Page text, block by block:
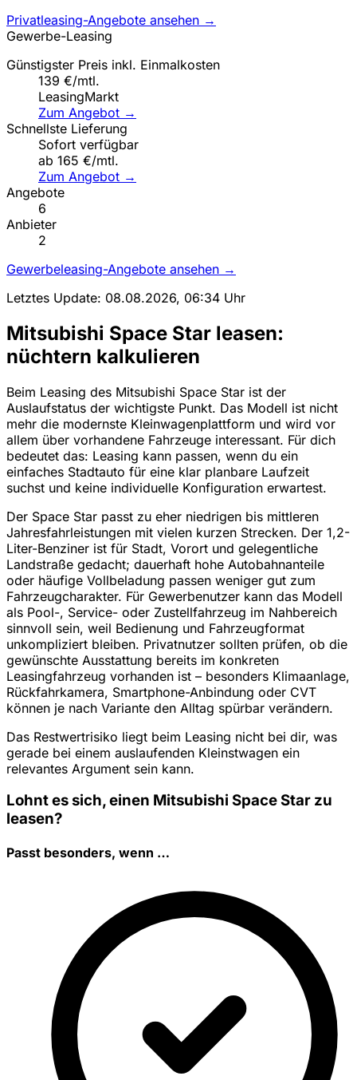
Privatleasing-Angebote ansehen →
Gewerbe-Leasing
Günstigster Preis inkl. Einmalkosten
139 €/mtl.
LeasingMarkt
Zum Angebot →
Schnellste Lieferung
Sofort verfügbar
ab 165 €/mtl.
Zum Angebot →
Angebote
6
Anbieter
2
Gewerbeleasing-Angebote ansehen →
Letztes Update: 08.08.2026, 06:34 Uhr
Mitsubishi Space Star leasen:
nüchtern kalkulieren
Beim Leasing des Mitsubishi Space Star ist der
Auslaufstatus der wichtigste Punkt. Das Modell ist nicht
mehr die modernste Kleinwagenplattform und wird vor
allem über vorhandene Fahrzeuge interessant. Für dich
bedeutet das: Leasing kann passen, wenn du ein
einfaches Stadtauto für eine klar planbare Laufzeit
suchst und keine individuelle Konfiguration erwartest.
Der Space Star passt zu eher niedrigen bis mittleren
Jahresfahrleistungen mit vielen kurzen Strecken. Der 1,2-
Liter-Benziner ist für Stadt, Vorort und gelegentliche
Landstraße gedacht; dauerhaft hohe Autobahnanteile
oder häufige Vollbeladung passen weniger gut zum
Fahrzeugcharakter. Für Gewerbenutzer kann das Modell
als Pool-, Service- oder Zustellfahrzeug im Nahbereich
sinnvoll sein, weil Bedienung und Fahrzeugformat
unkompliziert bleiben. Privatnutzer sollten prüfen, ob die
gewünschte Ausstattung bereits im konkreten
Leasingfahrzeug vorhanden ist – besonders Klimaanlage,
Rückfahrkamera, Smartphone-Anbindung oder CVT
können je nach Variante den Alltag spürbar verändern.
Das Restwertrisiko liegt beim Leasing nicht bei dir, was
gerade bei einem auslaufenden Kleinstwagen ein
relevantes Argument sein kann.
Lohnt es sich, einen Mitsubishi Space Star zu
leasen?
Passt besonders, wenn …